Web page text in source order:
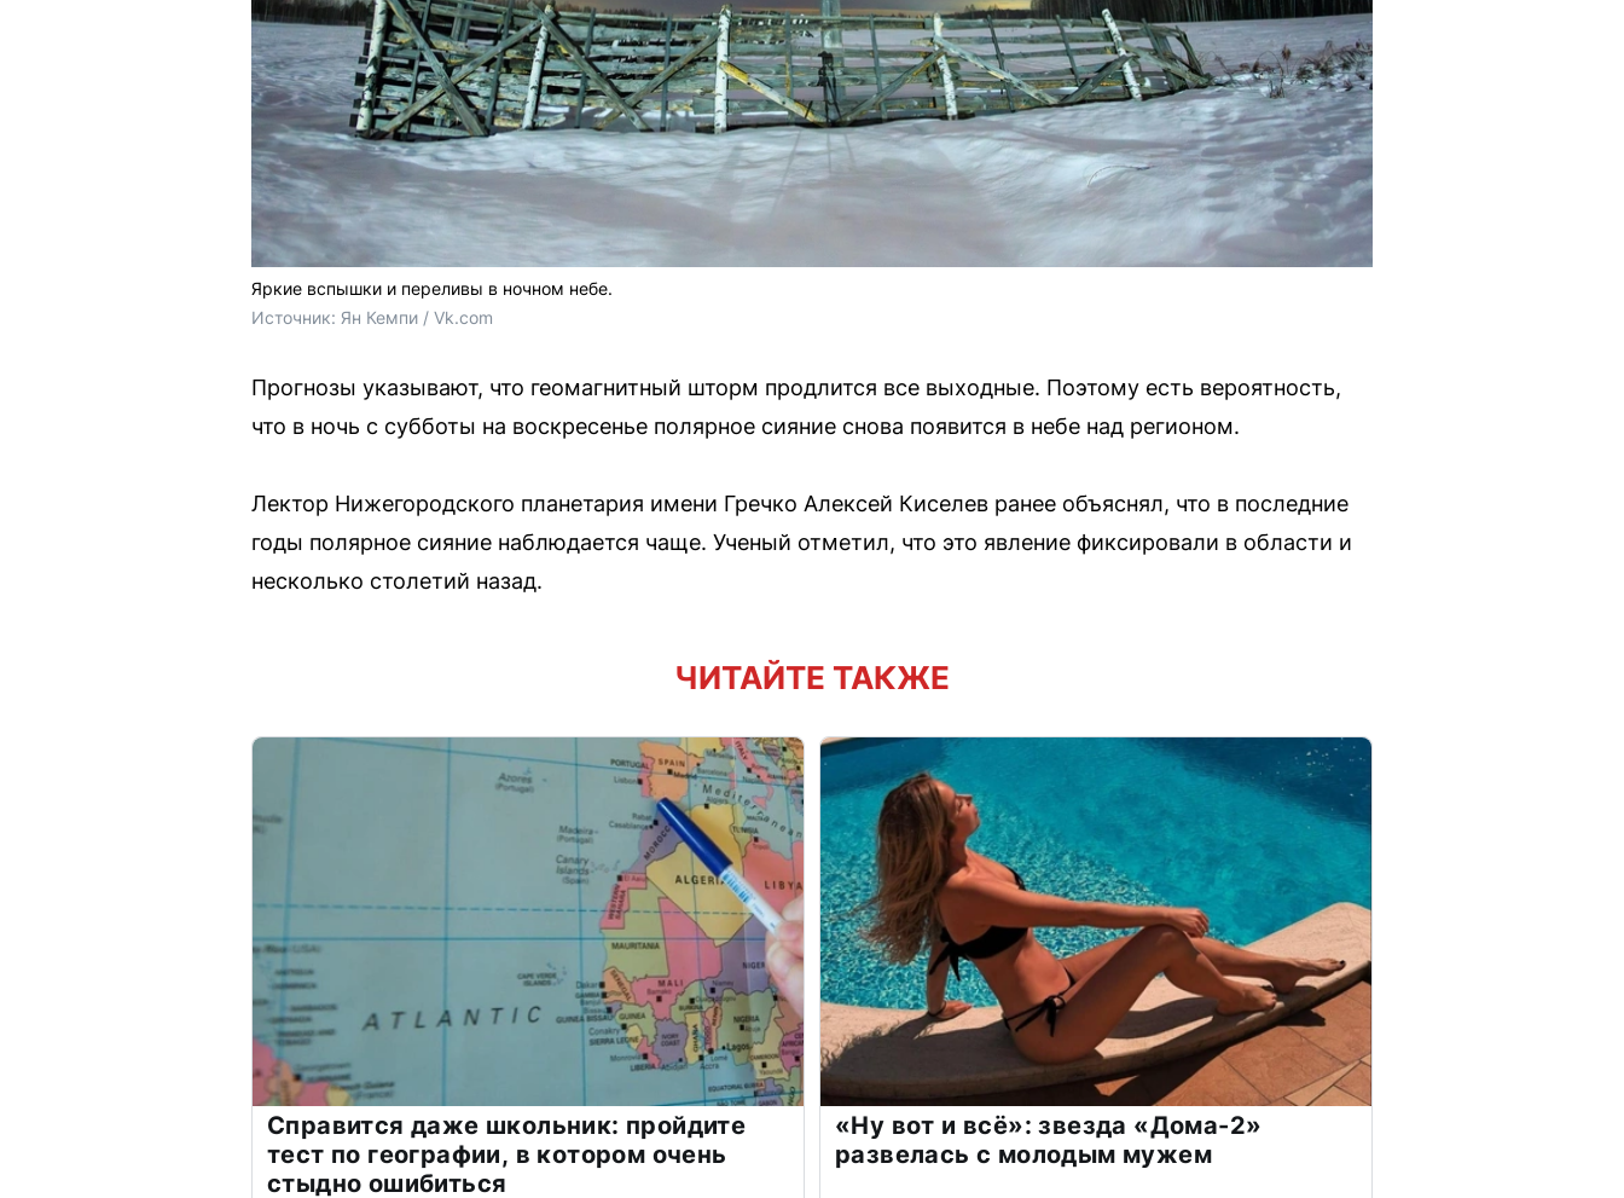
Яркие вспышки и переливы в ночном небе.
Источник: Ян Кемпи / Vk.com
Прогнозы указывают, что геомагнитный шторм продлится все выходные. Поэтому есть вероятность,
что в ночь с субботы на воскресенье полярное сияние снова появится в небе над регионом.
Лектор Нижегородского планетария имени Гречко Алексей Киселев ранее объяснял, что в последние
годы полярное сияние наблюдается чаще. Ученый отметил, что это явление фиксировали в области и
несколько столетий назад.
ЧИТАЙТЕ ТАКЖЕ
Справится даже школьник: пройдите
тест по географии, в котором очень
стыдно ошибиться
«Ну вот и всё»: звезда «Дома-2»
развелась с молодым мужем